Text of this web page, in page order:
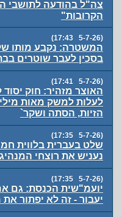
צה"ל בהודעה לתושבי
הקרובות"
(5-7-26 17:43)
המשטרה: נקבע מותו
בסכין לעבר שוטרים
(5-7-26 17:41)
האוצר מזהיר: חוק יסוד
לעלות למשק מאות
הזיות, הסתה ושקר`
(5-7-26 17:35)
שלט בעברית בלווית
נעניש את רוצחי
(5-7-26 17:35)
יועמ"שית הכנסת: גם
יעבור - זה לא יפתור